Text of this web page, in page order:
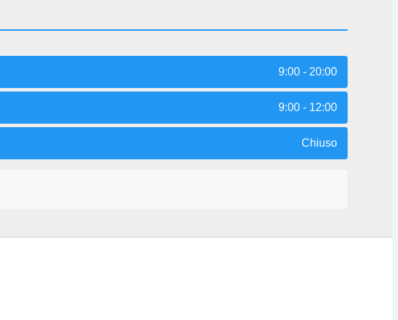
9:00 - 20:00
9:00 - 12:00
Chiuso